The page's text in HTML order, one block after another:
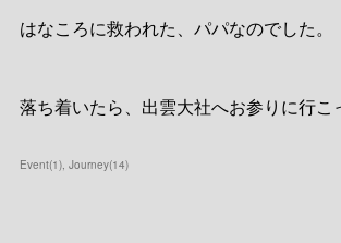
はなころに救われた、パパなのでした。
落ち着いたら、出雲大社へお参りに行こ
Event(1) Journey(14)